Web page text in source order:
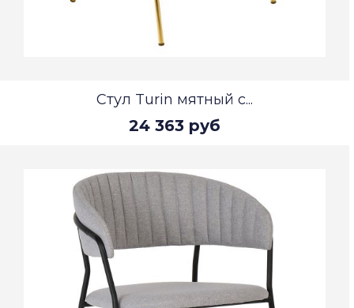
Стул Turin мятный с...
24 363 руб